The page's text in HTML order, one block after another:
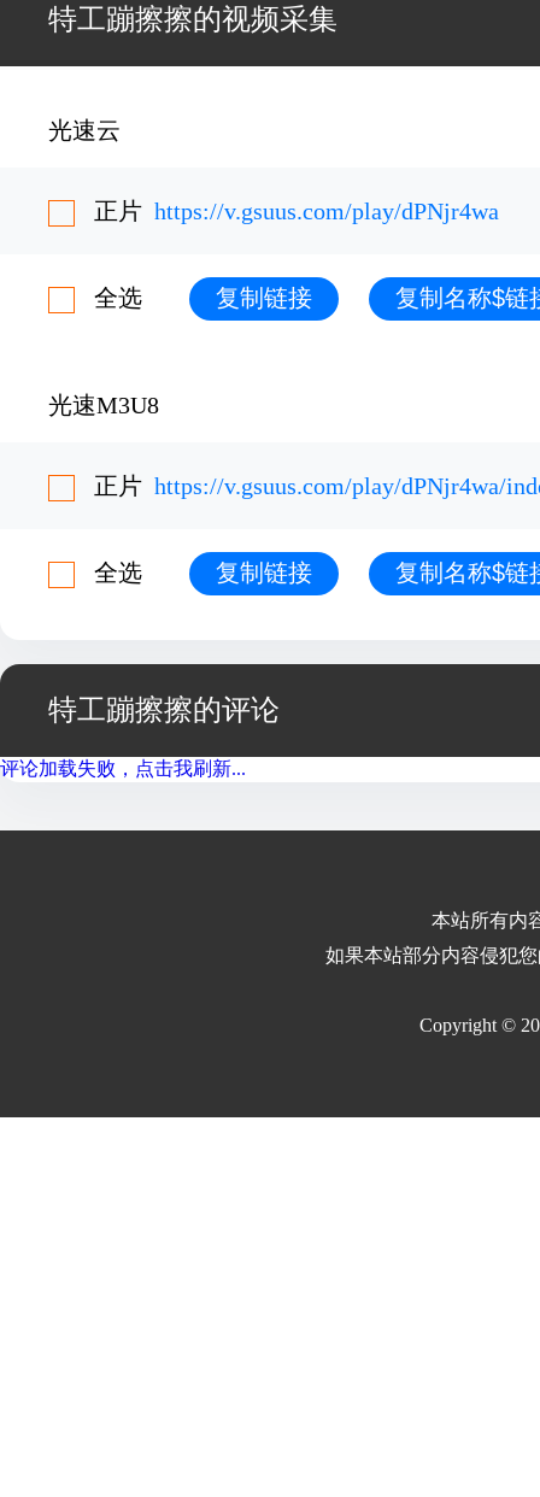
特工蹦擦擦的视频采集
光速云
正片 https://v.gsuus.com/play/dPNjr4wa
全选 复制链接 复制名称$链
光速M3U8
正片 https://v.gsuus.com/play/dPNjr4wa/
全选 复制链接 复制名称$链
特工蹦擦擦的评论
评论加载失败，点击我刷新...
本站所有内
如果本站部分内容侵犯
Copyright ©